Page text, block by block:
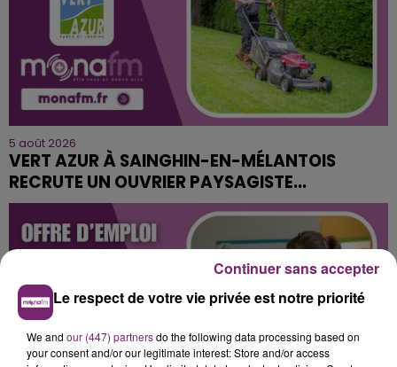
5 août 2026
VERT AZUR À SAINGHIN-EN-MÉLANTOIS
RECRUTE UN OUVRIER PAYSAGISTE...
Le respect de votre vie privée est notre priorité
We and our (447) partnersdo the following data processing based on
your consent and/or our legitimate interest: Store and/or access
Continuer sans accepter